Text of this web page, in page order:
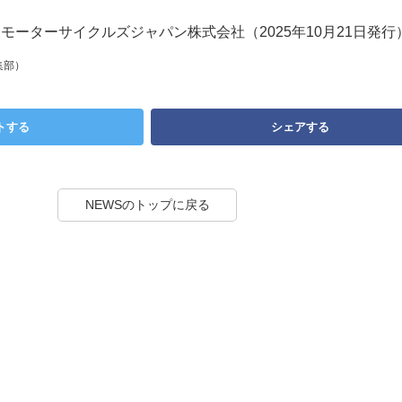
ーターサイクルズジャパン株式会社（2025年10月21日発行
）
する シェアする
NEWSのトップに戻る